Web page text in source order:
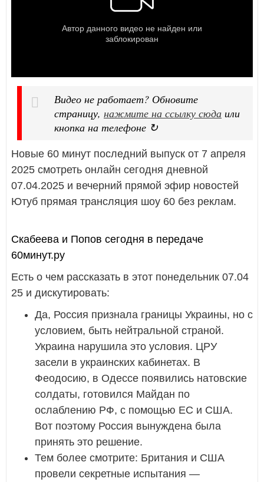
Видео не работает? Обновите
страницу, нажмите на ссылку сюда или
кнопка на телефоне ↻
Новые 60 минут последний выпуск от 7 апреля
2025 смотреть онлайн сегодня дневной
07.04.2025 и вечерний прямой эфир новостей
Ютуб прямая трансляция шоу 60 без реклам.
Скабеева и Попов сегодня в передаче
60минут.ру
Есть о чем рассказать в этот понедельник 07.04
25 и дискутировать:
Да, Россия признала границы Украины, но с
условием, быть нейтральной страной.
Украина нарушила это условия. ЦРУ
засели в украинских кабинетах. В
Феодосию, в Одессе появились натовские
солдаты, готовился Майдан по
ослаблению РФ, с помощью ЕС и США.
Вот поэтому Россия вынуждена была
принять это решение.
Тем более смотрите: Британия и США
провели секретные испытания —